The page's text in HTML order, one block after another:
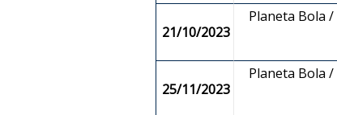
21/10/2023
Planeta Bola
25/11/2023
Planeta Bola